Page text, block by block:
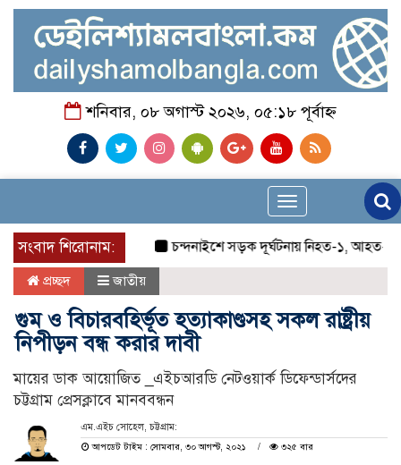
শনিবার, ০৮ অগাস্ট ২০২৬, ০৫:১৮ পূর্বাহ্ন
Toggle
navigation
সংবাদ শিরোনাম:
চন্দনাইশে সড়ক দূর্ঘটনায় নিহত-১, আহত-২
প্রচ্ছদ জাতীয়
গুম ও বিচারবহির্ভূত হত্যাকাণ্ডসহ সকল রাষ্ট্রীয়
নিপীড়ন বন্ধ করার দাবী
মায়ের ডাক আয়োজিত _এইচআরডি নেটওয়ার্ক ডিফেন্ডার্সদের
চট্টগ্রাম প্রেসক্লাবে মানববন্ধন
এম.এইচ সোহেল, চট্টগ্রাম:
আপডেট টাইম : সোমবার, ৩০ আগস্ট, ২০২১
৩২৫ বার